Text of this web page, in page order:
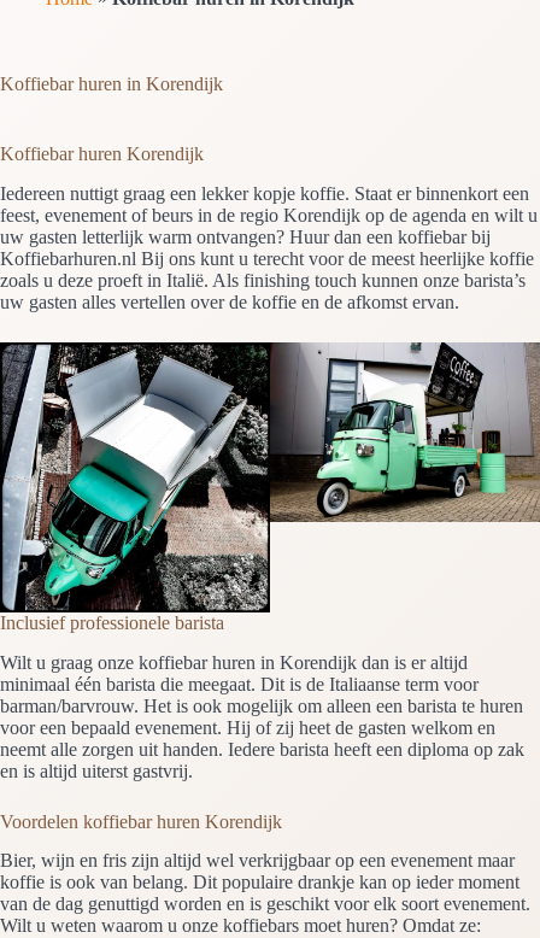
Koffiebar huren in Korendijk
Koffiebar huren Korendijk
Iedereen nuttigt graag een lekker kopje koffie. Staat er binnenkort een
feest, evenement of beurs in de regio Korendijk op de agenda en wilt u
uw gasten letterlijk warm ontvangen? Huur dan een koffiebar bij
Koffiebarhuren.nl Bij ons kunt u terecht voor de meest heerlijke koffie
zoals u deze proeft in Italië. Als finishing touch kunnen onze barista’s
uw gasten alles vertellen over de koffie en de afkomst ervan.
Inclusief professionele barista
Wilt u graag onze koffiebar huren in Korendijk dan is er altijd
minimaal één barista die meegaat. Dit is de Italiaanse term voor
barman/barvrouw. Het is ook mogelijk om alleen een barista te huren
voor een bepaald evenement. Hij of zij heet de gasten welkom en
neemt alle zorgen uit handen. Iedere barista heeft een diploma op zak
en is altijd uiterst gastvrij.
Voordelen koffiebar huren Korendijk
Bier, wijn en fris zijn altijd wel verkrijgbaar op een evenement maar
koffie is ook van belang. Dit populaire drankje kan op ieder moment
van de dag genuttigd worden en is geschikt voor elk soort evenement.
Wilt u weten waarom u onze koffiebars moet huren? Omdat ze: